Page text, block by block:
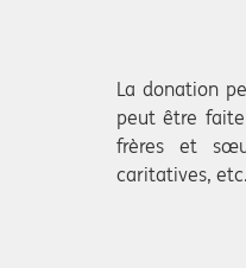
La donation
peut être faite
frères et
caritatives,